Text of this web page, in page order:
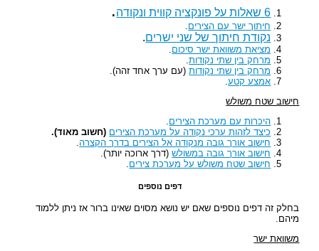
6 שאלות על פונקציה קווית ונקודה .
חיתוך ישר עם הצירים.
נקודת חיתוך של שני ישרים.
מציאת משוואת ישר סיכום.
מרחק בין שתי נקודות.
מרחק בין שתי נקודות(עם ערך אחד זהה).
אמצע קטע.
חישוב שטח משולש
היכרות עם מערכת הצירים
כיצד לזהות ערכי נקודה על מערכת הצירים (חשוב מאוד).
חישוב אורך גובה מנקודה אל הצירים בדרך הקצרה
חישוב אורך גובה במשולש(דרך ארוכה יותר).
חישוב שטח משולש על מערכת צירים
דפים נוספים
בחלק זה דפים נוספים שאם יש נושא מסוים שאינו ברור אז ניתן ללמוד
מיהם.
משוואת ישר